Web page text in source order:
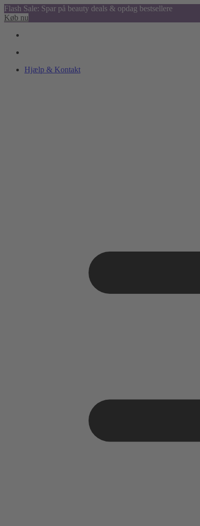
Flash Sale: Spar på beauty deals & opdag bestsellere
Køb nu
Hjælp & Kontakt